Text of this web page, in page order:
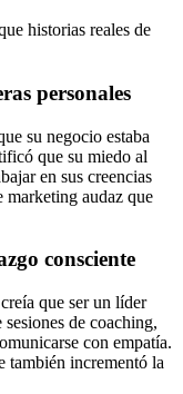
historias reales de
personales
su negocio estaba
que su miedo al
en sus creencias
marketing audaz que
consciente
que ser un líder
de coaching,
con empatía.
también incrementó la